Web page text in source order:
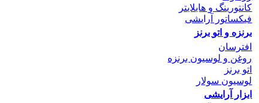
کانتورینگ و هایلایتر
فیکساتور آرایشی
برنزه و اتو برنز
افترسان
روغن و لوسیون برنزه
اتو برنز
لوسیون سولار
ابزار آرایشی